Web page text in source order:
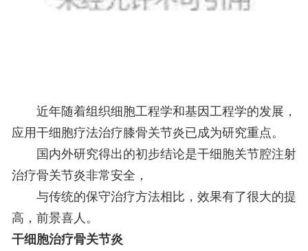
近年随着组织细胞工程学和基因工程学的发展，
应用干细胞疗法治疗膝骨关节炎已成为研究重点。
国内外研究得出的初步结论是干细胞关节腔注射
治疗骨关节炎非常安全，
与传统的保守治疗方法相比，效果有了很大的提
高，前景喜人。
干细胞治疗骨关节炎